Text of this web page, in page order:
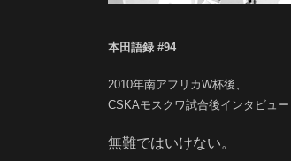
本田語録 #94
2010年南アフリカW杯後、
CSKAモスクワ試合後インタビュー
無難ではいけない。